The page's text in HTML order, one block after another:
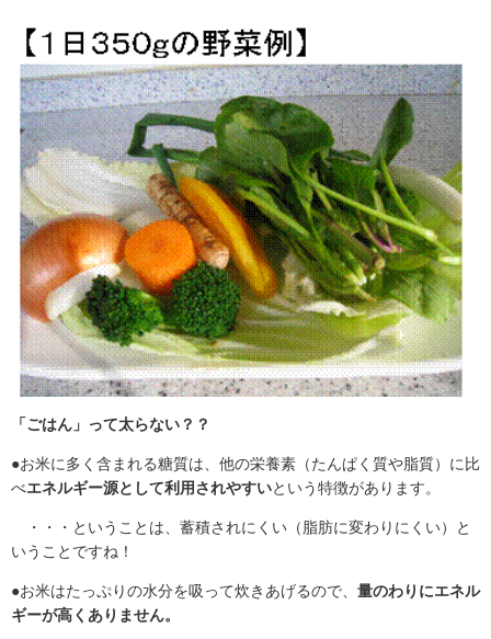
「ごはん」って太らない？？
●お米に多く含まれる糖質は、他の栄養素（たんぱく質や脂質）に比
べエネルギー源として利用されやすいという特徴があります。
・・・ということは、蓄積されにくい（脂肪に変わりにくい）と
いうことですね！
●お米はたっぷりの水分を吸って炊きあげるので、 量のわりにエネル
ギーが高くありません。